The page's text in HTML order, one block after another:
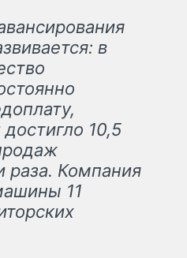
в
10,5
раза. Компания
11